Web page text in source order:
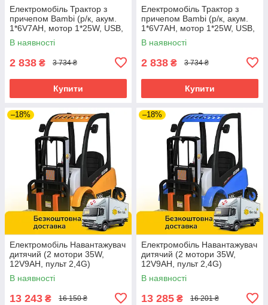
Електромобіль Трактор з
причепом Bambi (р/к, акум.
1*6V7AH, мотор 1*25W, USB,
BLUETOOTH, MP3) M
6346ER-6 Жовтий
В наявності
2 838 ₴ 3 734 ₴
Купити
Електромобіль Трактор з
причепом Bambi (р/к, акум.
1*6V7AH, мотор 1*25W, USB,
BLUETOOTH, MP3) M
6346ER-5 Зелений
В наявності
2 838 ₴ 3 734 ₴
Купити
–18%
Електромобіль Навантажувач
дитячий (2 мотори 35W,
12V9AH, пульт 2,4G)
Спецтехніка Bambi M
5989BLR-6 Жовтий
В наявності
13 243 ₴ 16 150 ₴
–18%
Електромобіль Навантажувач
дитячий (2 мотори 35W,
12V9AH, пульт 2,4G)
Спецтехніка Bambi M
5989BLR-4 Синій
В наявності
13 285 ₴ 16 201 ₴